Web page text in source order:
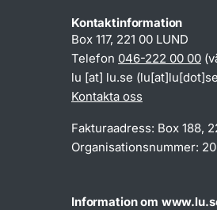
Kontaktinformation
Box 117, 221 00 LUND
Telefon 046-222 00 00
lu [at] lu.se
Kontakta oss
Fakturaadress: Box 188,
Organisationsnummer:
Information om